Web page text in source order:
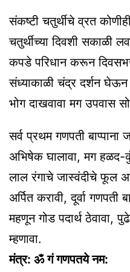
संकष्टी चतुर्थीचे व्रत
चतुर्थीच्या दिवशी
कपडे परिधान करून
संध्याकाळी चंद्र दर्शन घेऊन
भोग दाखवावा मग उपवास
सर्व प्रथम गणपती
अभिषेक घालावा, मग हळद-
लाल रंगाचे जास्वंदीचे फूल
अर्पित करावी, दूर्वा गणपती
महणून गोड पदार्थ ठेवावा,
म्हणावा.
मंत्र: ॐ गं गणपतये नम: